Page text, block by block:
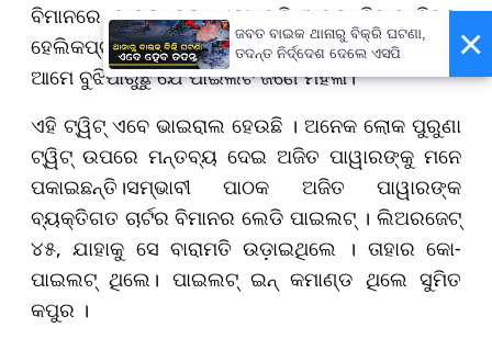
ବିମାନରେ ଯାତ୍ରା କରୁ, ଏବଂ ଯଦି ଆମର ବିମାନ କିମ୍ବା
ହେଲିକପ୍ଟର ସୁରକ୍ଷିତ ଭାବରେ ଅବତରଣ କରେ, ତେବେ
ଆମେ ବୁଝିପାରୁଛୁ ଯେ ପାଇଲଟ ଜଣେ ମହିଳା।
ଏହି ଟ୍ୱିଟ୍ ଏବେ ଭାଇରାଲ ହେଉଛି । ଅନେକ ଲୋକ ପୁରୁଣା
ଟ୍ୱିଟ୍ ଉପରେ ମନ୍ତବ୍ୟ ଦେଇ ଅଜିତ ପାୱାରଙ୍କୁ ମନେ
ପକାଇଛନ୍ତି।ସମ୍ଭାବୀ ପାଠକ ଅଜିତ ପାୱାରଙ୍କ
ବ୍ୟକ୍ତିଗତ ଚାର୍ଟର ବିମାନର ଲେଡି ପାଇଲଟ୍ । ଲିଅରଜେଟ୍
୪୫, ଯାହାକୁ ସେ ବାରାମତି ଉଡ଼ାଇଥିଲେ । ତାହାର କୋ-
ପାଇଲଟ୍ ଥିଲେ। ପାଇଲଟ୍ ଇନ୍ କମାଣ୍ଡ ଥିଲେ ସୁମିତ
କପୁର ।
×
ଜବତ ବାଇକ ଥାନାରୁ ବିକ୍ରି ଘଟଣା,
ତଦନ୍ତ ନିର୍ଦ୍ଦେଶ ଦେଲେ ଏସପି